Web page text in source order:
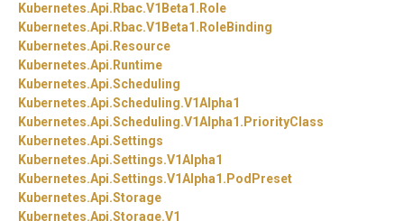
Kubernetes.Api. Rbac.V1Beta1. Role
Kubernetes.Api. Rbac.V1Beta1. RoleBinding
Kubernetes.Api. Resource
Kubernetes.Api. Runtime
Kubernetes.Api.Scheduling
Kubernetes.Api.Scheduling.V1Alpha1
Kubernetes.Api.Scheduling.V1Alpha1. PriorityClass
Kubernetes.Api.Settings
Kubernetes.Api.Settings.V1Alpha1
Kubernetes.Api.Settings.V1Alpha1. PodPreset
Kubernetes.Api.Storage
Kubernetes.Api.Storage.V1